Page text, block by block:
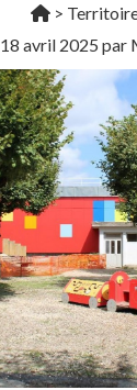
>
18 avril 2025 par